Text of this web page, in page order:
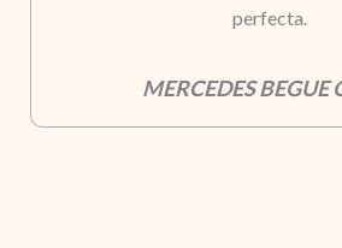
perfecta.
MERCEDES BEGUE